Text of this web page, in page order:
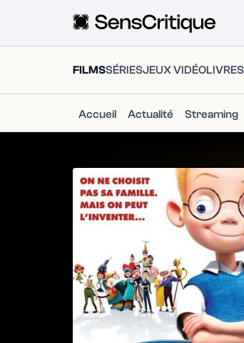
FILMSSÉRIESJEUX VIDÉOLIVRES
Accueil Actualité Streaming